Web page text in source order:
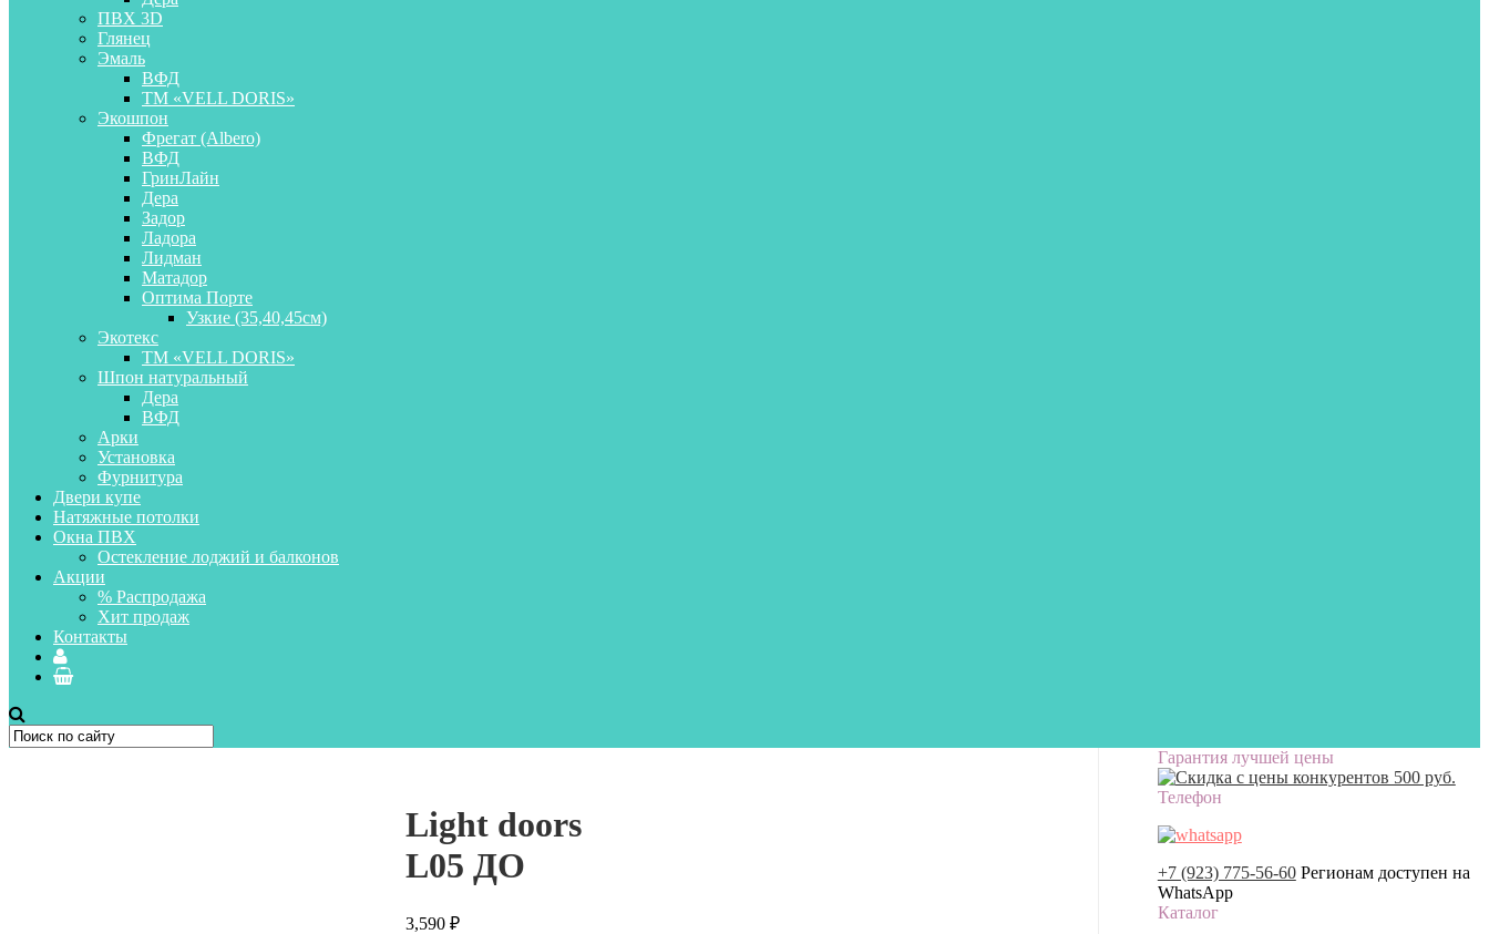
ПВХ 3D
Глянец
Эмаль
ВФД
ТМ «VELL DORIS»
Экошпон
Фрегат (Albero)
ВФД
ГринЛайн
Дера
Задор
Ладора
Лидман
Матадор
Оптима Порте
Узкие (35,40,45см)
Экотекс
ТМ «VELL DORIS»
Шпон натуральный
Дера
ВФД
Арки
Установка
Фурнитура
Двери купе
Натяжные потолки
Окна ПВХ
Остекление лоджий и балконов
Акции
% Распродажа
Хит продаж
Контакты
Light doors
L05 ДО
3,590₽
Гарантия лучшей цены
Телефон
+7 (923) 775-56-60Регионам доступен на
WhatsApp
Каталог